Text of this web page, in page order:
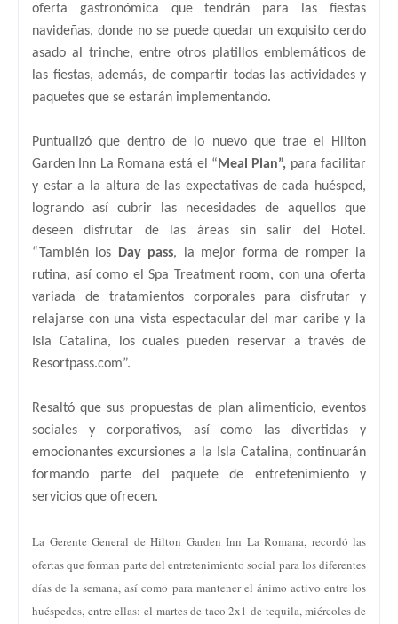
oferta gastronómica que tendrán para las fiestas
navideñas, donde no se puede quedar un exquisito cerdo
asado al trinche, entre otros platillos emblemáticos de
las fiestas, además, de compartir todas las actividades y
paquetes que se estarán implementando.
Puntualizó que dentro de lo nuevo que trae el Hilton
Garden Inn La Romana está el “ Meal Plan”, para facilitar
y estar a la altura de las expectativas de cada huésped,
logrando así cubrir las necesidades de aquellos que
deseen disfrutar de las áreas sin salir del Hotel.
“También los
Day pass, la mejor forma de romper la
rutina, así como el Spa Treatment room, con una oferta
variada de tratamientos corporales para disfrutar y
relajarse con una vista espectacular del mar caribe y la
Isla Catalina, los cuales pueden reservar a través de
Resortpass.com”.
Resaltó que sus propuestas de plan alimenticio, eventos
sociales y corporativos, así como las divertidas y
emocionantes excursiones a la Isla Catalina, continuarán
formando parte del paquete de entretenimiento y
servicios que ofrecen.
La Gerente General de Hilton Garden Inn La Romana, recordó las
ofertas que forman parte del entretenimiento social para los diferentes
días de la semana, así como para mantener el ánimo activo entre los
huéspedes, entre ellas: el martes de taco 2x1 de tequila, miércoles de